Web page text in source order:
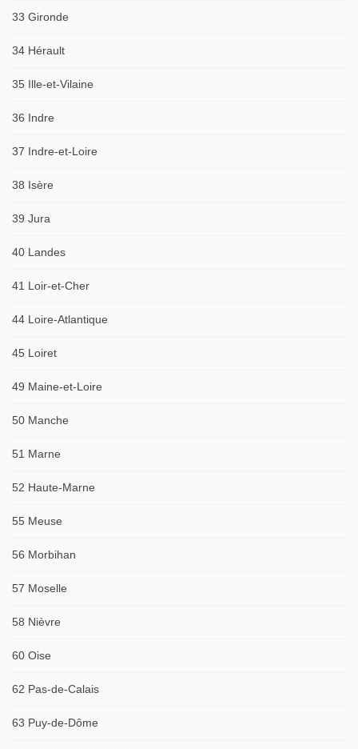
33 Gironde
34 Hérault
35 Ille-et-Vilaine
36 Indre
37 Indre-et-Loire
38 Isère
39 Jura
40 Landes
41 Loir-et-Cher
44 Loire-Atlantique
45 Loiret
49 Maine-et-Loire
50 Manche
51 Marne
52 Haute-Marne
55 Meuse
56 Morbihan
57 Moselle
58 Nièvre
60 Oise
62 Pas-de-Calais
63 Puy-de-Dôme